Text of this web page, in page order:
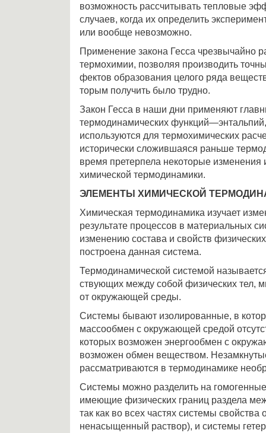
возможность рассчитывать тепловые
случаев, когда их определить
или вообще невозможно.
Применение закона Гесса чрезвычайно
термохимии, позволяя производить
фектов образования целого ряда
торым получить было трудно.
Закон Гесса в наши дни применяют
термодинамических
используются для термохимических
истори­чески сложившаяся раньше
время претерпела некоторые изменения
химической термодинамики.
ЭЛЕМЕНТЫ ХИМИЧЕСКОЙ
Химическая термодинамика изучает
результа­те процессов в материальных
изменению состава и свойств
построена данная система.
Термодинамической системой
ствующих между собой физических тел,
от окружающей среды.
Системы бывают изолированные, в
массообмен с окружающей средой
которых возможен энергообмен с
возможен обмен веществом.
рассматриваются в термодинамике
Системы можно разделить на
имеющие физичес­ких границ раздела
так как во всех частях системы
ненасыщен­ный раствор), и системы